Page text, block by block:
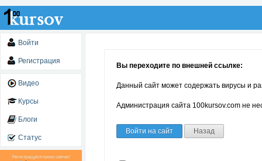
Войти
Регистрация
Видео
Курсы
Блоги
Статус
Вы переходите по внешней ссылке:
Данный сайт может содержать вирусы и
Администрация сайта 100kursov.com не
Войти на сайт Назад